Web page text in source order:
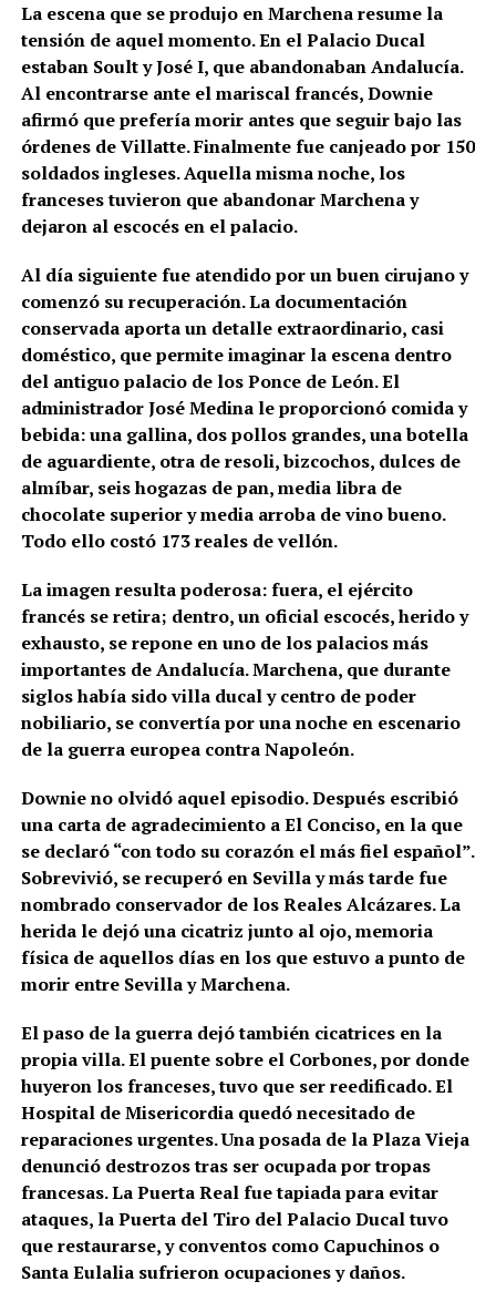
La escena que se produjo en Marchena resume la
tensión de aquel momento. En el Palacio Ducal
estaban Soult y José I, que abandonaban Andalucía.
Al encontrarse ante el mariscal francés, Downie
afirmó que prefería morir antes que seguir bajo las
órdenes de Villatte. Finalmente fue canjeado por 150
soldados ingleses. Aquella misma noche, los
franceses tuvieron que abandonar Marchena y
dejaron al escocés en el palacio.
Al día siguiente fue atendido por un buen cirujano y
comenzó su recuperación. La documentación
conservada aporta un detalle extraordinario, casi
doméstico, que permite imaginar la escena dentro
del antiguo palacio de los Ponce de León. El
administrador José Medina le proporcionó comida y
bebida: una gallina, dos pollos grandes, una botella
de aguardiente, otra de resoli, bizcochos, dulces de
almíbar, seis hogazas de pan, media libra de
chocolate superior y media arroba de vino bueno.
Todo ello costó 173 reales de vellón.
La imagen resulta poderosa: fuera, el ejército
francés se retira; dentro, un oficial escocés, herido y
exhausto, se repone en uno de los palacios más
importantes de Andalucía. Marchena, que durante
siglos había sido villa ducal y centro de poder
nobiliario, se convertía por una noche en escenario
de la guerra europea contra Napoleón.
Downie no olvidó aquel episodio. Después escribió
una carta de agradecimiento a El Conciso, en la que
se declaró “con todo su corazón el más fiel español”.
Sobrevivió, se recuperó en Sevilla y más tarde fue
nombrado conservador de los Reales Alcázares. La
herida le dejó una cicatriz junto al ojo, memoria
física de aquellos días en los que estuvo a punto de
morir entre Sevilla y Marchena.
El paso de la guerra dejó también cicatrices en la
propia villa. El puente sobre el Corbones, por donde
huyeron los franceses, tuvo que ser reedificado. El
Hospital de Misericordia quedó necesitado de
reparaciones urgentes. Una posada de la Plaza Vieja
denunció destrozos tras ser ocupada por tropas
francesas. La Puerta Real fue tapiada para evitar
ataques, la Puerta del Tiro del Palacio Ducal tuvo
que restaurarse, y conventos como Capuchinos o
Santa Eulalia sufrieron ocupaciones y daños.